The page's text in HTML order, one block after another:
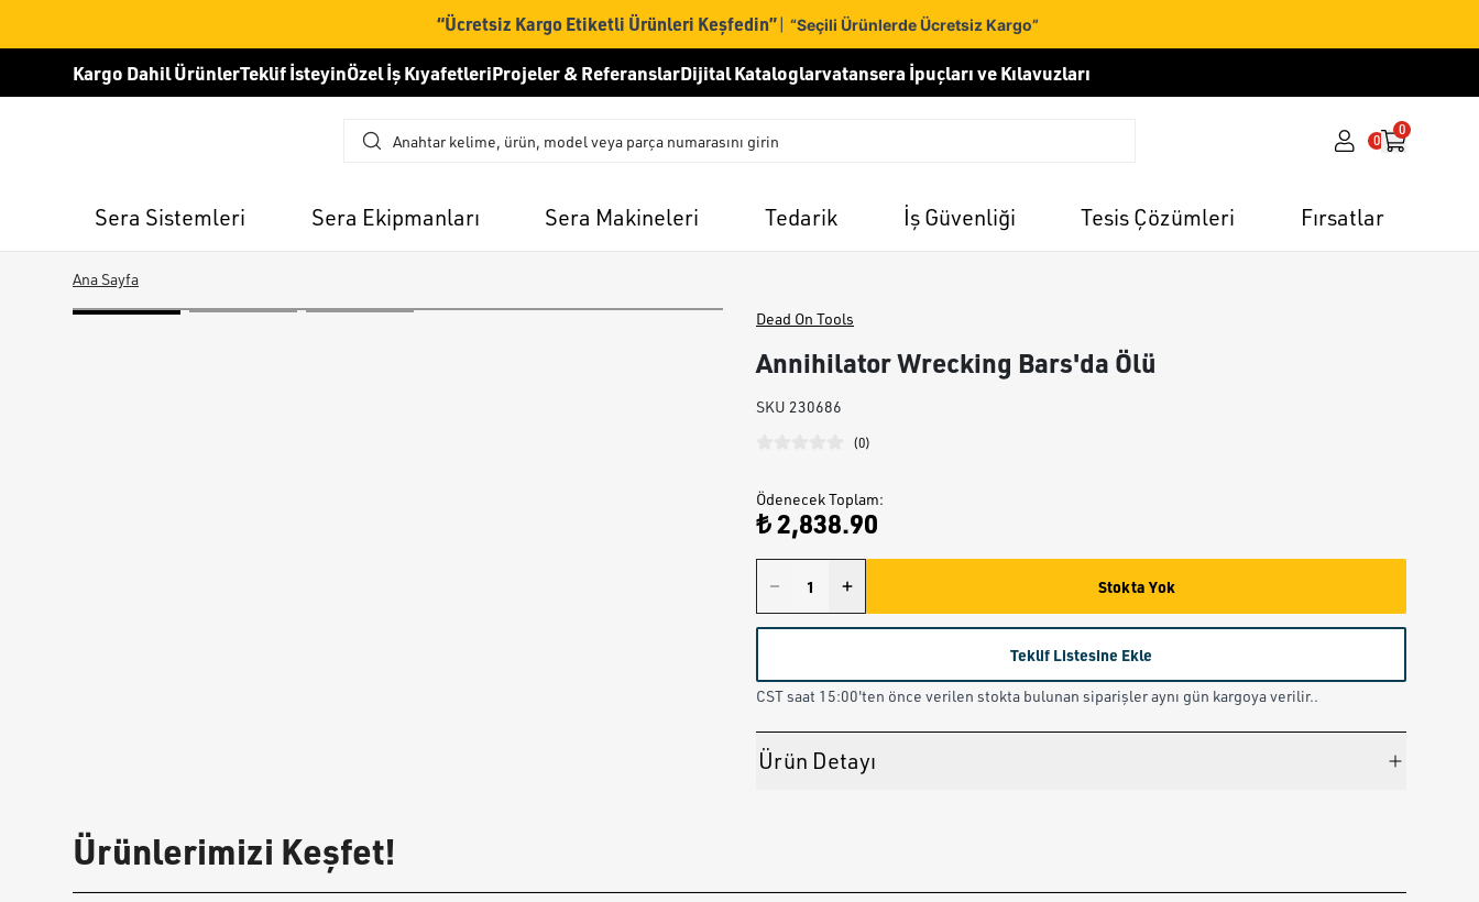
“Ücretsiz Kargo Etiketli Ürünleri Keşfedin”| “Seçili Ürünlerde Ücretsiz Kargo”
Kargo Dahil ÜrünlerTeklif İsteyinÖzel İş KıyafetleriProjeler & ReferanslarDijital Kataloglarvatansera İpuçları ve Kılavuzları
0
0
Sera Sistemleri Sera Ekipmanları Sera Makineleri Tedarik İş Güvenliği Tesis Çözümleri Fırsatlar
Ana Sayfa
Dead On Tools
Annihilator Wrecking Bars'da Ölü
SKU 230686
(0)
Ödenecek Toplam:
₺ 2,838.90
Stokta Yok
Teklif Listesine Ekle
CST saat 15:00'ten önce verilen stokta bulunan siparişler aynı gün kargoya verilir..
Ürün Detayı
Ürünlerimizi Keşfet!